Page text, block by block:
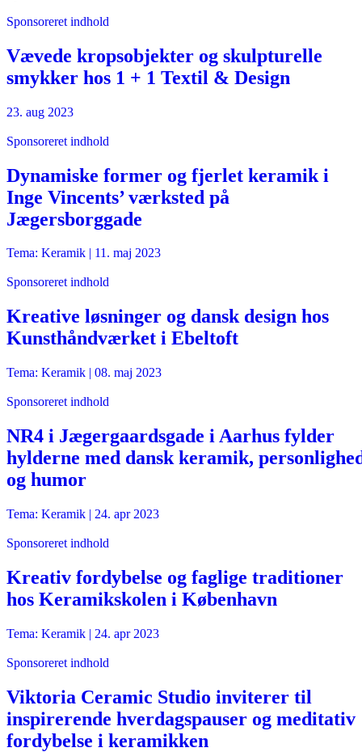
Sponsoreret indhold
Vævede kropsobjekter og skulpturelle
smykker hos 1 + 1 Textil & Design
23. aug 2023
Sponsoreret indhold
Dynamiske former og fjerlet keramik i
Inge Vincents’ værksted på
Jægersborggade
Tema: Keramik | 11. maj 2023
Sponsoreret indhold
Kreative løsninger og dansk design hos
Kunsthåndværket i Ebeltoft
Tema: Keramik | 08. maj 2023
Sponsoreret indhold
NR4 i Jægergaardsgade i Aarhus fylder
hylderne med dansk keramik,
og humor
Tema: Keramik | 24. apr 2023
Sponsoreret indhold
Kreativ fordybelse og faglige traditioner
hos Keramikskolen i København
Tema: Keramik | 24. apr 2023
Sponsoreret indhold
Viktoria Ceramic Studio inviterer til
inspirerende hverdagspauser og meditativ
fordybelse i keramikken